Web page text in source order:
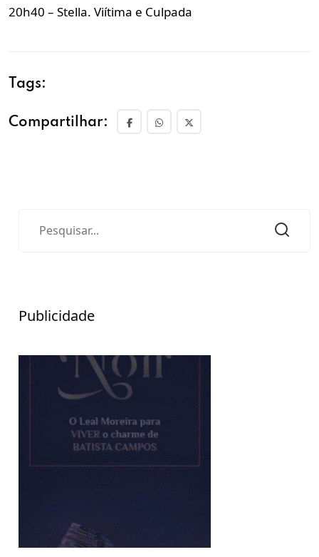
20h40 – Stella. Viítima e Culpada
Tags:
Compartilhar:
Publicidade